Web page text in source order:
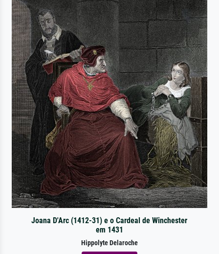
Joana D'Arc (1412-31) e o Cardeal de Winchester
em 1431
Hippolyte Delaroche